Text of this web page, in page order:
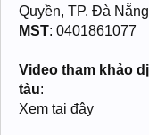
Quyền, TP. Đà
MST: 0401861077
Video tham khảo
tàu:
Xem tại đây